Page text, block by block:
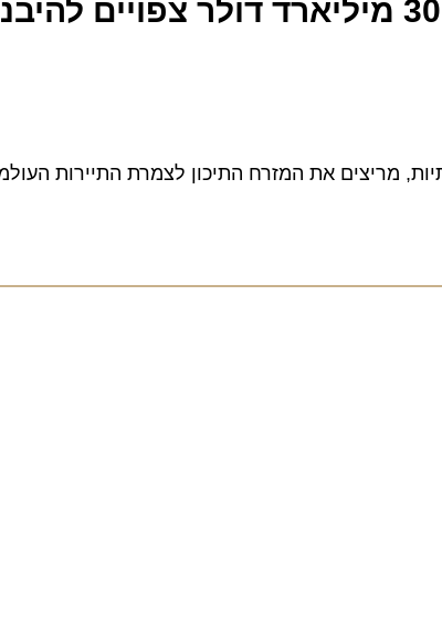
מלונות בהשקעה של 30 מיליארד דולר צפויים להיבנות
את המזרח התיכון לצמרת התיירות העולמית